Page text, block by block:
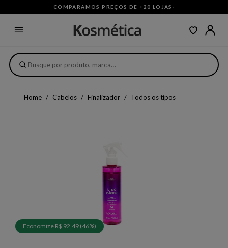
COMPARAMOS PREÇOS DE +20 LOJAS ·
Home Cabelos Finalizador Todos os tipos
Economize R$ 92,49 (46%)